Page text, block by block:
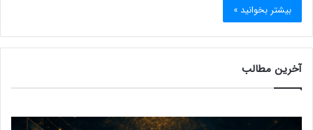
بیشتر بخوانید »
آخرین مطالب